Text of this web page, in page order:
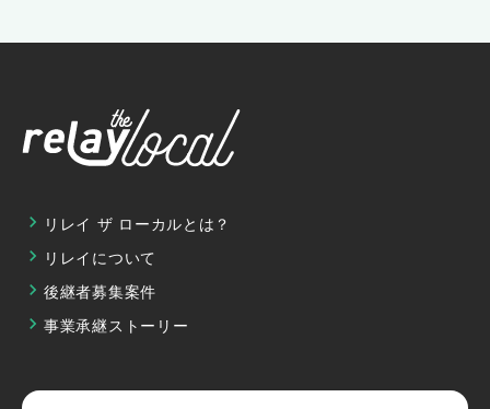
リレイ ザ ローカルとは？
リレイについて
後継者募集案件
事業承継ストーリー